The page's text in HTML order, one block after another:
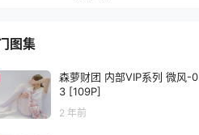
图集
森萝财团 内部VIP系列 微风-0
3 [109P]
2 年前